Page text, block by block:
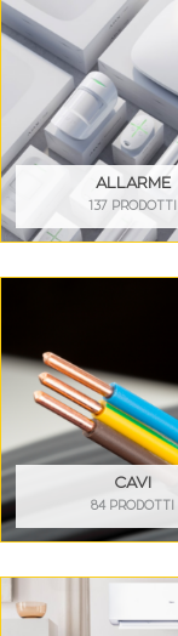
ALLARME
137 PRODOTTI
CAVI
84 PRODOTTI